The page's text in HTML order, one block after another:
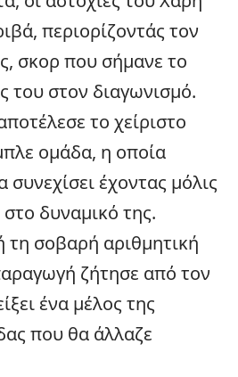
περιορίζοντάς τον
σκορ που σήμανε το
του στον διαγωνισμό.
το χείριστο
ομάδα, η οποία
συνεχίσει έχοντας μόλις
στο δυναμικό της.
σοβαρή αριθμητική
ζήτησε από τον
ένα μέλος της
που θα άλλαζε